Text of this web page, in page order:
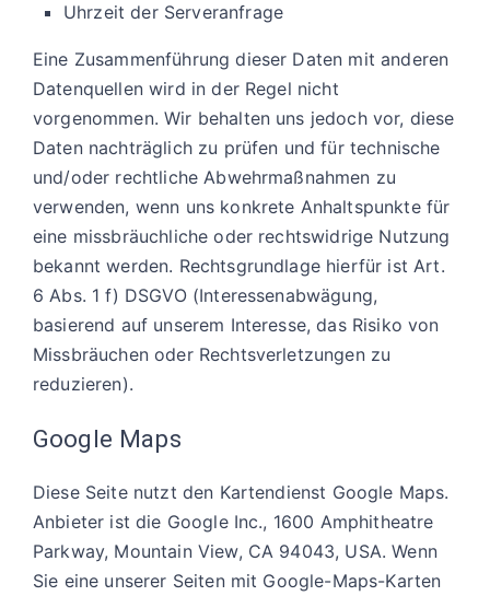
Uhrzeit der Serveranfrage
Eine Zusammenführung dieser Daten mit anderen
Datenquellen wird in der Regel nicht
vorgenommen. Wir behalten uns jedoch vor, diese
Daten nachträglich zu prüfen und für technische
und/oder rechtliche Abwehrmaßnahmen zu
verwenden, wenn uns konkrete Anhaltspunkte für
eine missbräuchliche oder rechtswidrige Nutzung
bekannt werden. Rechtsgrundlage hierfür ist Art.
6 Abs. 1 f) DSGVO (Interessenabwägung,
basierend auf unserem Interesse, das Risiko von
Missbräuchen oder Rechtsverletzungen zu
reduzieren).
Google Maps
Diese Seite nutzt den Kartendienst Google Maps.
Anbieter ist die Google Inc., 1600 Amphitheatre
Parkway, Mountain View, CA 94043, USA. Wenn
Sie eine unserer Seiten mit Google-Maps-Karten